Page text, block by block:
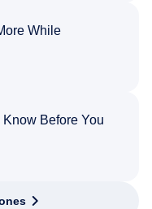
While
Before You